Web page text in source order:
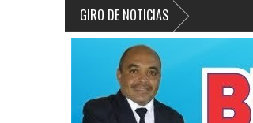
GIRO DE NOTICIAS